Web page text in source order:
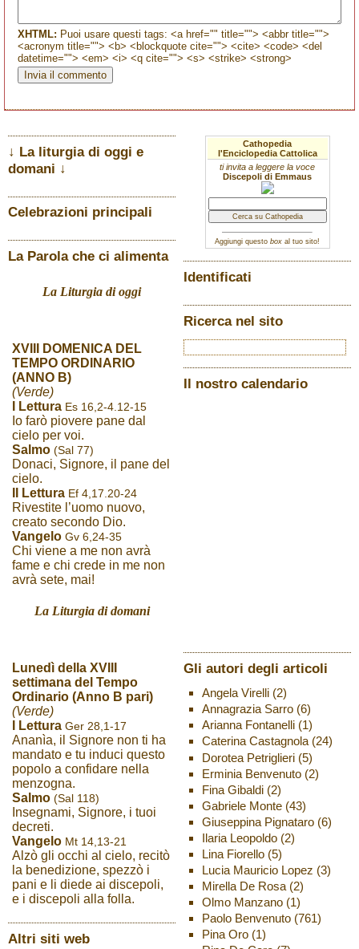
XHTML: Puoi usare questi tags: <a href="" title=""> <abbr title="">
<acronym title=""> <b> <blockquote cite=""> <cite> <code> <del
datetime=""> <em> <i> <q cite=""> <s> <strike> <strong>
↓ La liturgia di oggi e
domani ↓
Celebrazioni principali
La Parola che ci alimenta
La Liturgia di oggi
XVIII DOMENICA DEL
TEMPO ORDINARIO
(ANNO B)
(Verde)
I Lettura Es 16,2-4.12-15
Io farò piovere pane dal
cielo per voi.
Salmo (Sal 77)
Donaci, Signore, il pane del
cielo.
II Lettura Ef 4,17.20-24
Rivestite l’uomo nuovo,
creato secondo Dio.
Vangelo Gv 6,24-35
Chi viene a me non avrà
fame e chi crede in me non
avrà sete, mai!
La Liturgia di domani
Lunedì della XVIII
settimana del Tempo
Ordinario (Anno B pari)
(Verde)
I Lettura Ger 28,1-17
Ananìa, il Signore non ti ha
mandato e tu induci questo
popolo a confidare nella
menzogna.
Salmo (Sal 118)
Insegnami, Signore, i tuoi
decreti.
Vangelo Mt 14,13-21
Alzò gli occhi al cielo, recitò
la benedizione, spezzò i
pani e li diede ai discepoli,
e i discepoli alla folla.
Altri siti web
Cathopedia
l'Enciclopedia Cattolica
ti invita a leggere la voce
Discepoli di Emmaus
Aggiungi questo box al tuo sito!
Identificati
Ricerca nel sito
Il nostro calendario
Gli autori degli articoli
Angela Virelli(2)
Annagrazia Sarro(6)
Arianna Fontanelli(1)
Caterina Castagnola(24)
Dorotea Petriglieri(5)
Erminia Benvenuto(2)
Fina Gibaldi(2)
Gabriele Monte(43)
Giuseppina Pignataro(6)
Ilaria Leopoldo(2)
Lina Fiorello(5)
Lucia Mauricio Lopez (3)
Mirella De Rosa(2)
Olmo Manzano(1)
Paolo Benvenuto(761)
Pina Oro(1)